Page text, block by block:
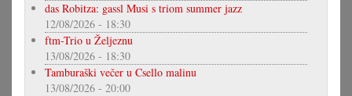
das Robitza: gassl Musi s triom summer jazz
12/08/2026 - 18:30
ftm-Trio u Željeznu
13/08/2026 - 18:30
Tamburaški večer u Csello malinu
13/08/2026 - 20:00